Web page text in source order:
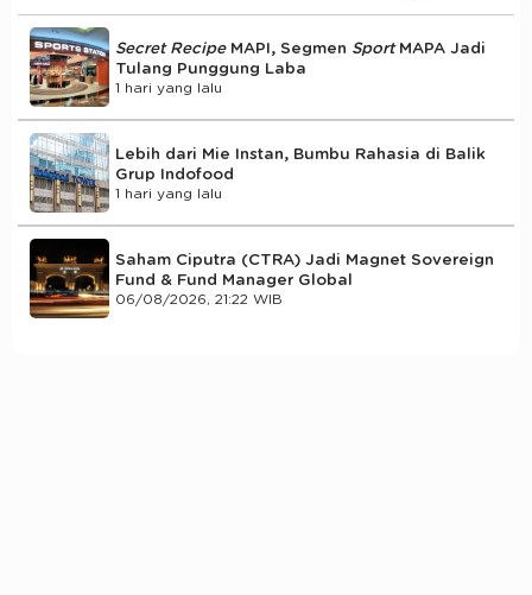
Secret RecipeMAPI, Segmen Sport MAPA Jadi
Tulang Punggung Laba
1 hari yang lalu
Lebih dari Mie Instan, Bumbu Rahasia di Balik
Grup Indofood
1 hari yang lalu
Saham Ciputra (CTRA) Jadi Magnet Sovereign
Fund & Fund Manager Global
06/08/2026, 21:22 WIB